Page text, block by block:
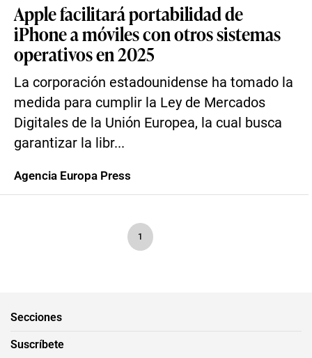
Apple facilitará portabilidad de
iPhone a móviles con otros sistemas
operativos en 2025
La corporación estadounidense ha tomado la
medida para cumplir la Ley de Mercados
Digitales de la Unión Europea, la cual busca
garantizar la libr...
Agencia Europa Press
1
Secciones
Suscríbete